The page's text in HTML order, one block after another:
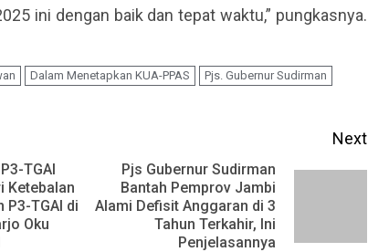
ini dengan baik dan tepat waktu,” pungkasnya.
Dalam Menetapkan KUA-PPAS
Pjs. Gubernur Sudirman
Previous
TGAI
Ketebalan
P3-TGAI di
Oku
Next
Next
Pjs Gubernur Sudirman
Bantah Pemprov Jambi
Alami Defisit Anggaran di 3
Tahun Terkahir, Ini
Penjelasannya